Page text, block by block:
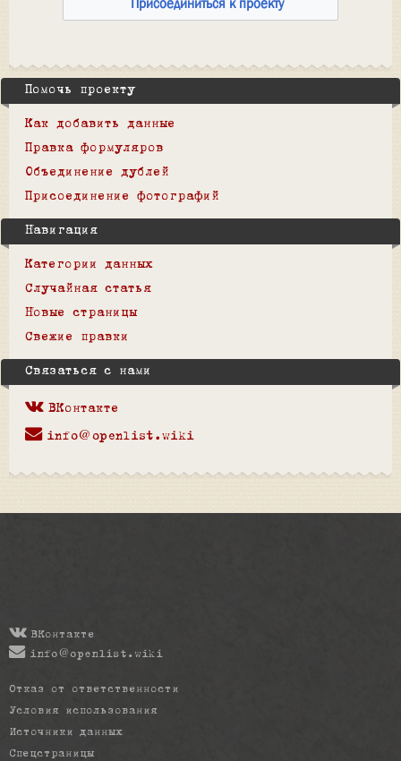
Присоединиться к проекту
Помочь проекту
Как добавить данные
Правка формуляров
Объединение дублей
Присоединение фотографий
Навигация
Категории данных
Случайная статья
Новые страницы
Свежие правки
Связаться с нами
ВКонтакте
info@openlist.wiki
ВКонтакте
info@openlist.wiki
Отказ от ответственности
Условия использования
Источники данных
Спецстраницы